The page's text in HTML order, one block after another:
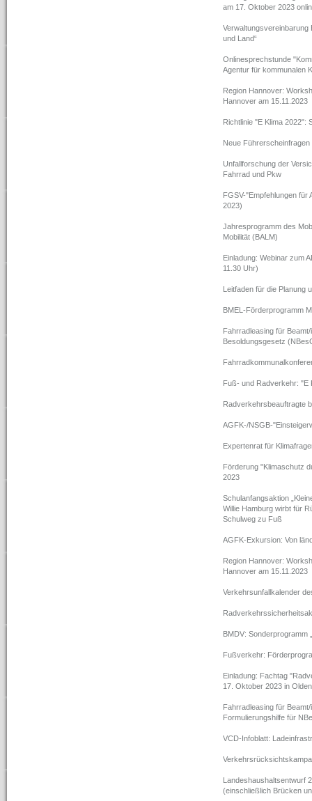
am 17. Oktober 2023
Verwaltungsvereinbarung
und Land“
Onlinesprechstunde
Agentur für kommunalen
Region Hannover:
Hannover am 15.11.2023
Richtlinie "E Klima 2022":
Neue
Unfallforschung der
Fahrrad und Pkw
FGSV-"Empfehlungen für
2023)
Jahresprogramm des
Mobilität (BALM)
Einladung: Webinar zum
11.30 Uhr)
Leitfaden für die Planung
BMEL-Förderprogramm
Fahrradleasing für
Besoldungsgesetz
Fuß- und Radverkehr: "E
Radverkehrsbeauftragte
AGFK-/NSGB-
Expertenrat für
Förderung "Klimaschutz
2023
Schulanfangsaktion
Willie Hamburg wirbt für
Schulweg zu Fuß
AGFK-Exkursion: Von
Region Hannover:
Hannover am 15.11.2023
Verkehrsunfallkalender
BMDV: Sonderprogramm
Fußverkehr:
Einladung: Fachtag
17. Oktober 2023 in
Fahrradleasing für
Formulierungshilfe für
VCD-Infoblatt:
Landeshaushaltsentwurf
(einschließlich Brücken